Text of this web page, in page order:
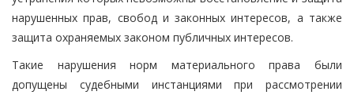
нарушенных прав, свобод и законных интересов, а также
защита охраняемых законом публичных интересов.
Такие нарушения норм материального права были
допущены судебными инстанциями при рассмотрении